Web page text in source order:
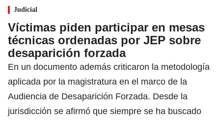
Judicial
Víctimas piden participar en mesas
técnicas ordenadas por JEP sobre
desaparición forzada
En un documento además criticaron la metodología
aplicada por la magistratura en el marco de la
Audiencia de Desaparición Forzada. Desde la
jurisdicción se afirmó que siempre se ha buscado